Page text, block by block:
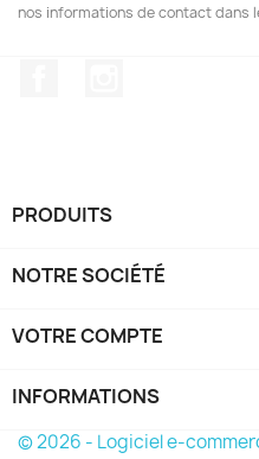
nos informations de contact dans
PRODUITS
NOTRE SOCIÉTÉ
VOTRE COMPTE
INFORMATIONS
© 2026 - Logiciel e-